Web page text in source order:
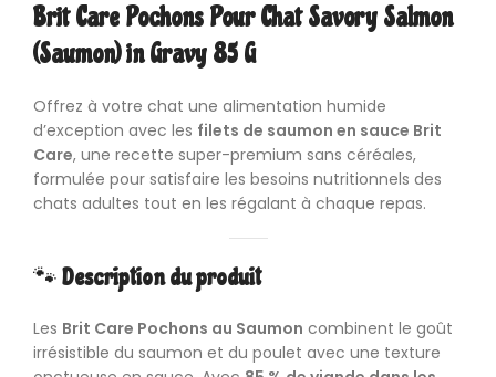
Brit Care Pochons Pour Chat Savory Salmon
(Saumon) in Gravy 85 G
Offrez à votre chat une alimentation humide
d’exception avec les filets de saumon en sauce Brit
Care, une recette super-premium sans céréales,
formulée pour satisfaire les besoins nutritionnels des
chats adultes tout en les régalant à chaque repas.
🐾Description du produit
Les Brit Care Pochons au Saumon combinent le goût
irrésistible du saumon et du poulet avec une texture